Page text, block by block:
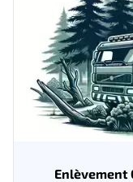
Enlèvement